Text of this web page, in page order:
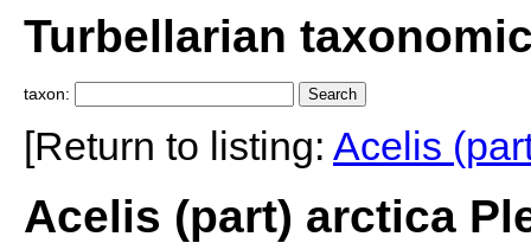
Turbellarian
taxon:
[Return to listing: Acelis
Acelis (part) arctica